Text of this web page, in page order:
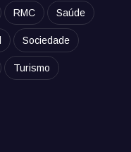
RMC Saúde
Sociedade
Turismo